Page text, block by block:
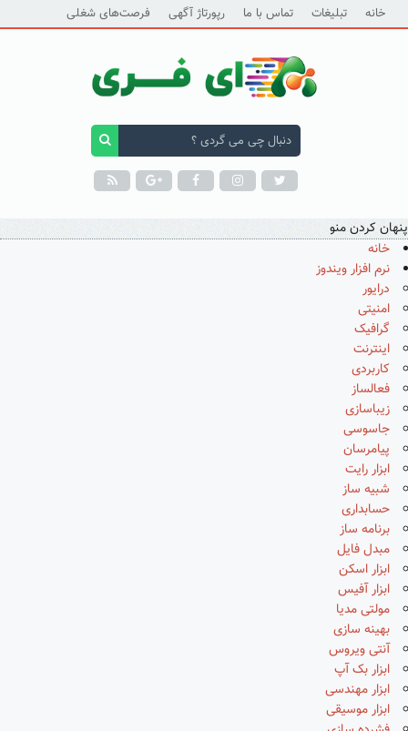
خانه تبلیغات تماس با ما رپورتاژ آگهی فرصت‌های شغلی
پنهان کردن منو
خانه
نرم افزار ویندوز
درایور
امنیتی
گرافیک
اینترنت
کاربردی
فعالساز
زیباسازی
جاسوسی
پیامرسان
ابزار رایت
شبیه ساز
حسابداری
برنامه ساز
مبدل فایل
ابزار اسکن
ابزار آفیس
مولتی مدیا
بهینه سازی
آنتی ویروس
ابزار بک آپ
ابزار مهندسی
ابزار موسیقی